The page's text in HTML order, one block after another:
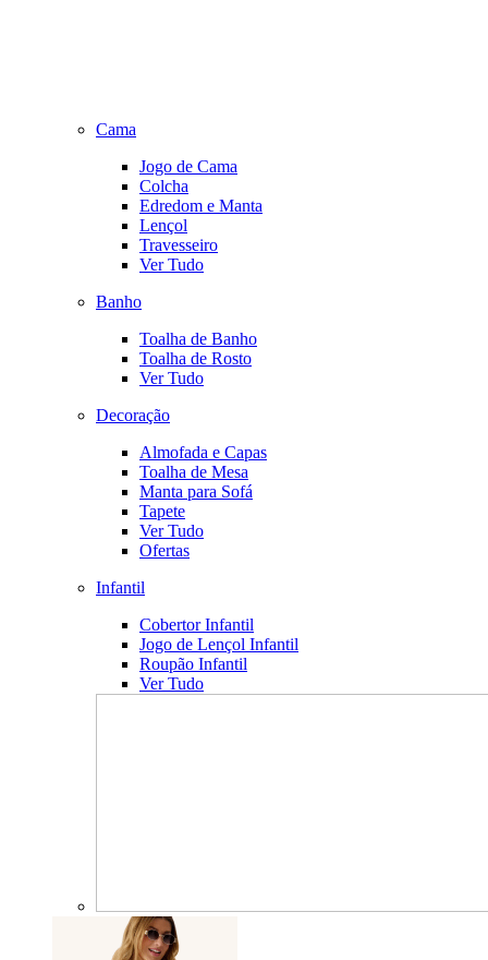
Cama
Jogo de Cama
Colcha
Edredom e Manta
Lençol
Travesseiro
Ver Tudo
Banho
Toalha de Banho
Toalha de Rosto
Ver Tudo
Decoração
Almofada e Capas
Toalha de Mesa
Manta para Sofá
Tapete
Ver Tudo
Ofertas
Infantil
Cobertor Infantil
Jogo de Lençol Infantil
Roupão Infantil
Ver Tudo